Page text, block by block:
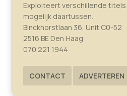
Exploiteert verschillende titels
mogelijk daartussen.
Binckhorstlaan 36, Unit C0-52
2516 BE Den Haag
070 221 1944
CONTACT ADVERTEREN